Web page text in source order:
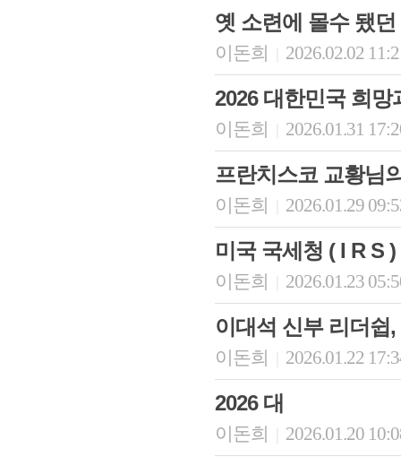
옛 소련에 몰수 됐
이돈희 2026.02.02
2026 대한민국 희
이돈희 2026.01.31
프란치스코 교황님
이돈희 2026.01.29
미국 국세청 ( I R S
이돈희 2026.01.23
이대석 신부 리더쉽
이돈희 2026.01.22
2026 대
이돈희 2026.01.20